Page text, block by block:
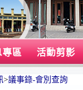
專區 活動剪影
>議事錄-會別查詢